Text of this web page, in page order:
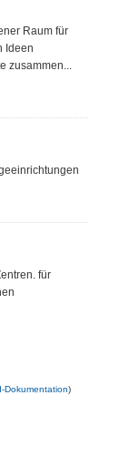
Raum für
Ideen
zusammen...
für
Dokumentation)